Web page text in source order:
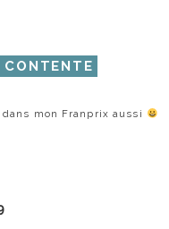
mon Franprix aussi